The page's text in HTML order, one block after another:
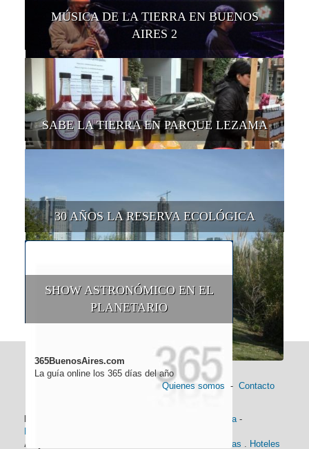
MÚSICA DE LA TIERRA EN BUENOS
AIRES 2
SABE LA TIERRA EN PARQUE LEZAMA
30 AÑOS LA RESERVA ECOLÓGICA
SHOW ASTRONÓMICO EN EL
PLANETARIO
365BuenosAires.com
La guía online los 365 días del año
Quienes somos - Contacto
Historia-
Alojamiento:
Hoteles 4 Estrellas . Hoteles